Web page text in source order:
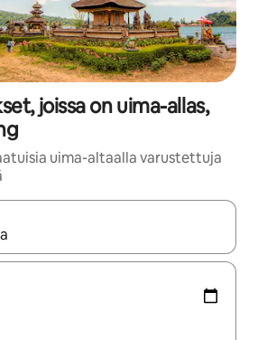
joissa on uima-allas,
uima-altaalla varustettuja
navigoi ylös- ja alas-